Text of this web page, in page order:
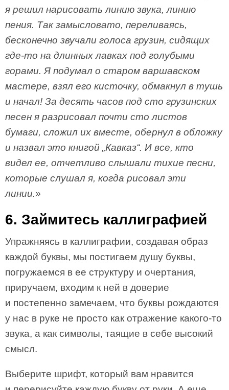
я решил нарисовать линию звука, линию
пения. Так замысловато, переливаясь,
бесконечно звучали голоса грузин, сидящих
где-то на длинных лавках под голубыми
горами. Я подумал о старом варшавском
мастере, взял его кисточку, обмакнул в тушь
и начал! За десять часов под сто грузинских
песен я разрисовал почти сто листов
бумаги, сложил их вместе, обернул в обложку
и назвал это книгой „Кавказ“. И все, кто
видел ее, отчетливо слышали тихие песни,
которые слушал я, когда рисовал эти
линии.»
6. Займитесь каллиграфией
Упражняясь в каллиграфии, создавая образ
каждой буквы, мы постигаем душу буквы,
погружаемся в ее структуру и очертания,
приручаем, входим к ней в доверие
и постепенно замечаем, что буквы рождаются
у нас в руке не просто как отражение какого-то
звука, а как символы, таящие в себе высокий
смысл.
Выберите шрифт, который вам нравится